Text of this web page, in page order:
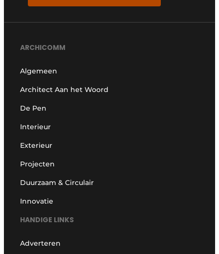
ARCHICOMM
Algemeen
Architect Aan het Woord
De Pen
Interieur
Exterieur
Projecten
Duurzaam & Circulair
Innovatie
HANDIGE LINKS
Adverteren